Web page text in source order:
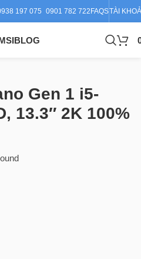
197 075 0901 782 722 FAQSTÀI
BLOG
Gen 1 i5-
13.3″ 2K 100%